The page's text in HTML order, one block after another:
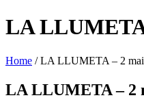
LA
Home /LA LLUMETA – 2
LA LLUMETA – 2